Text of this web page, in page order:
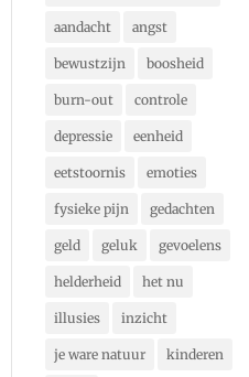
aandacht angst
bewustzijn boosheid
burn-out controle
depressie eenheid
eetstoornis emoties
fysieke pijn gedachten
geld geluk gevoelens
helderheid het nu
illusies inzicht
je ware natuur kinderen